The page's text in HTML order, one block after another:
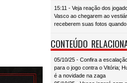
15:11 - Veja reação dos
Vasco ao chegarem ao
receberem suas fotos
CONTEÚDO
05/10/25 - Confira a
para o jogo contra o Vitória;
é a novidade na zaga